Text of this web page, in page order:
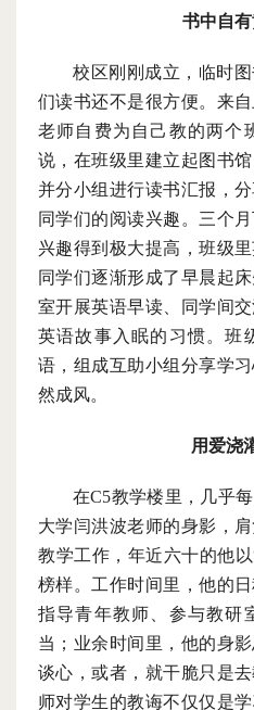
书中自
校区刚刚成立，临时
们读书还不是很方便。来
老师自费为自己教的两个
说，在班级里建立起图书
并分小组进行读书汇报，
同学们的阅读兴趣。三个
兴趣得到极大提高，班级
同学们逐渐形成了早晨起
室开展英语早读、同学间
英语故事入眠的习惯。班
语，组成互助小组分享学
然成风。
用爱浇
在C5教学楼里，几乎
大学闫洪波老师的身影，
教学工作，年近六十的他
榜样。工作时间里，他的
指导青年教师、参与教研
当；业余时间里，他的身
谈心，或者，就干脆只是
师对学生的教诲不仅仅是